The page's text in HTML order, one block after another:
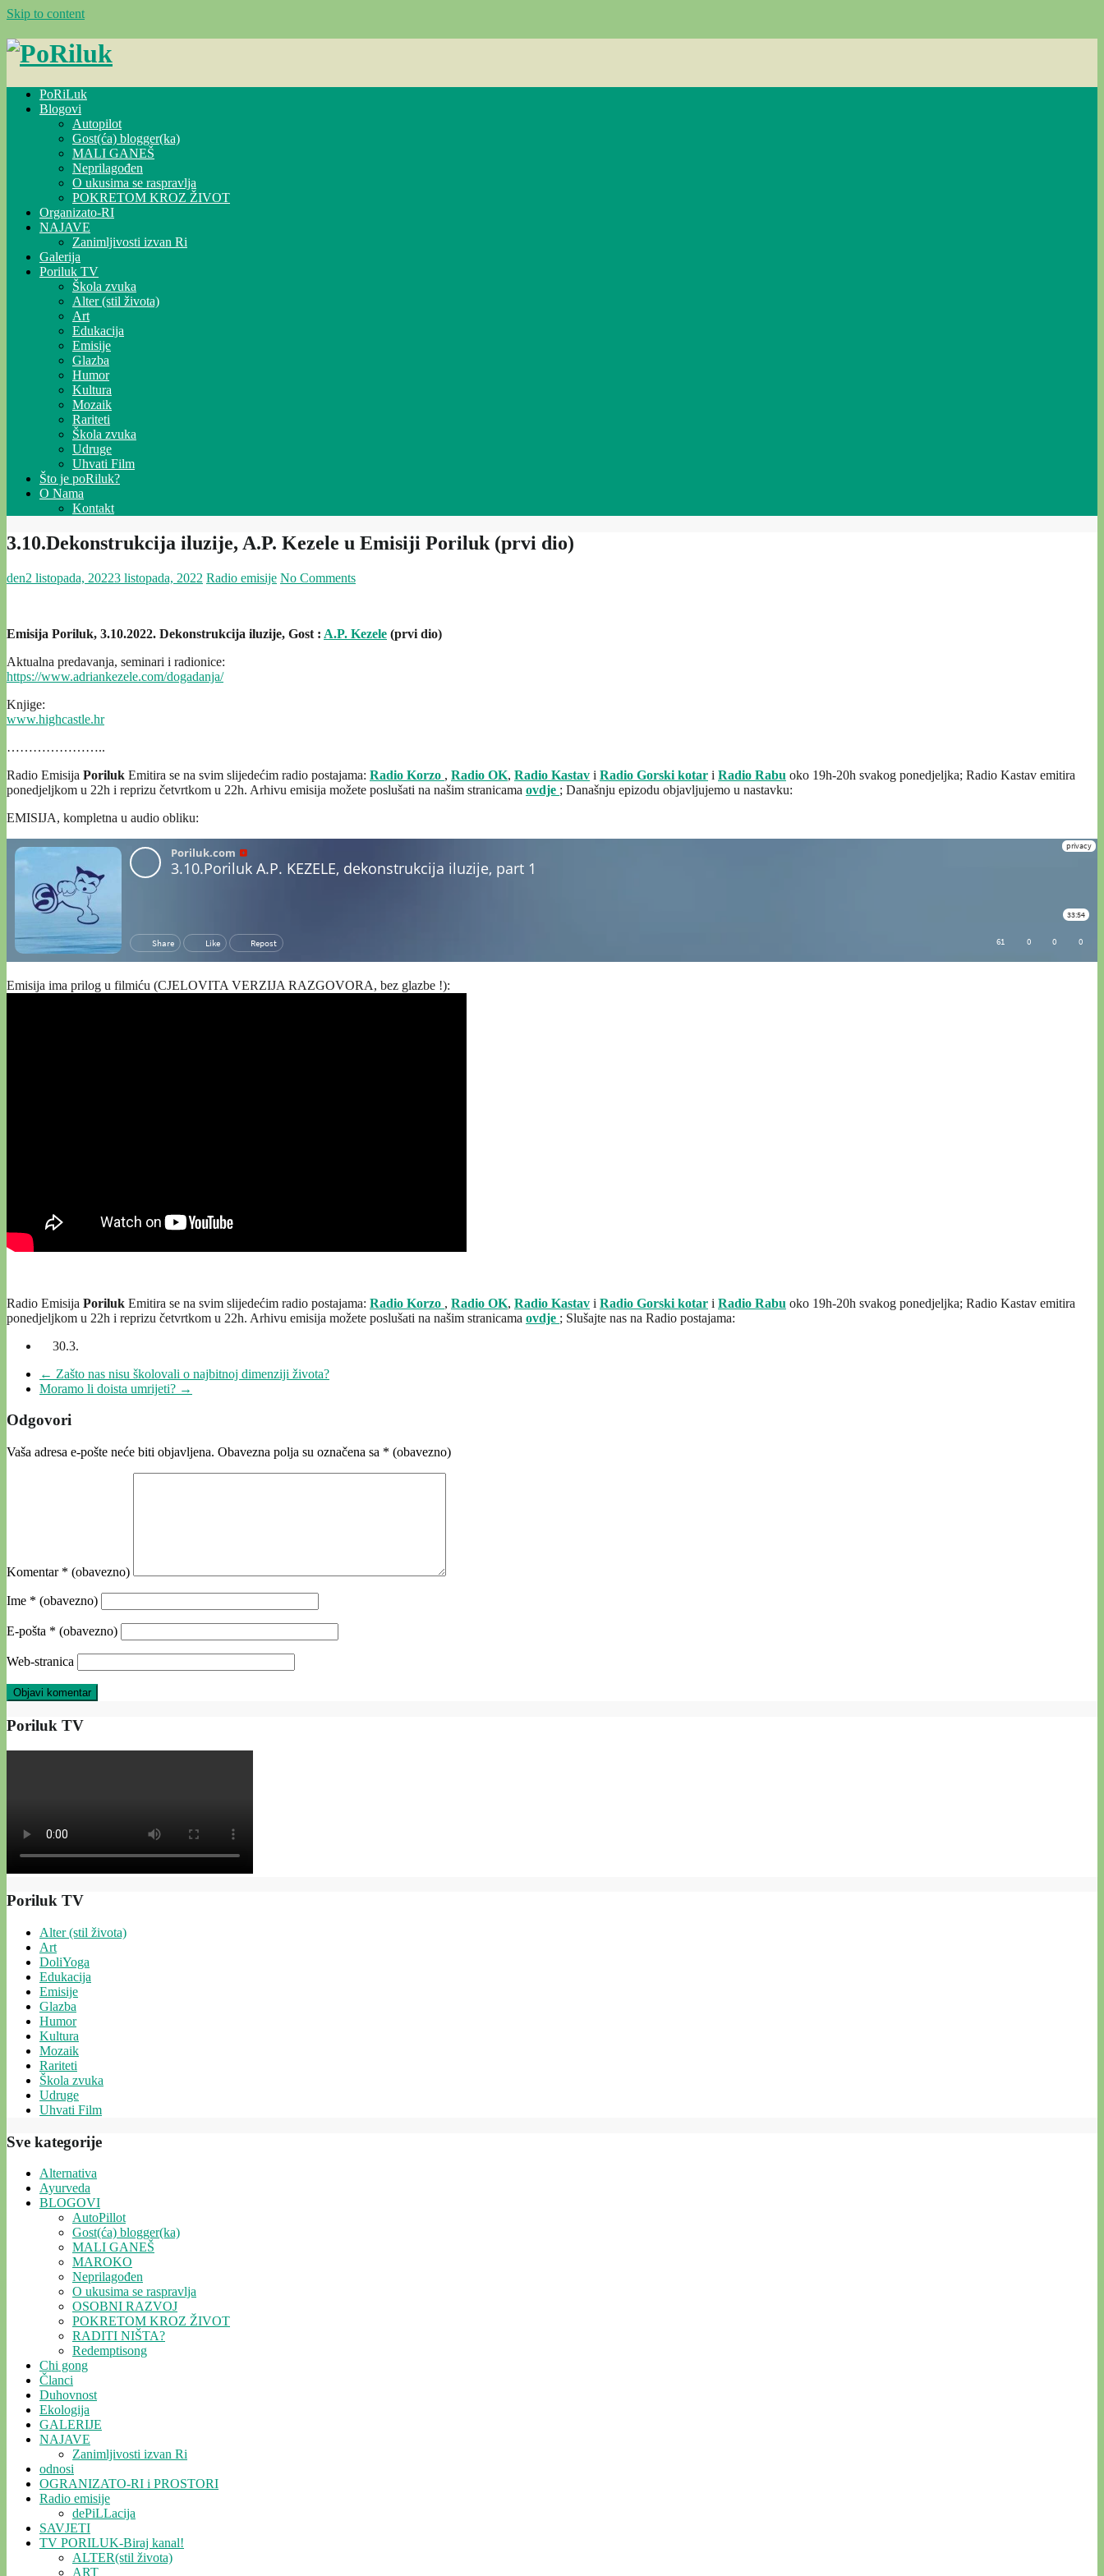
Skip to content
PoRiLuk
Blogovi
Autopilot
Gost(ća) blogger(ka)
MALI GANEŠ
Neprilagođen
O ukusima se raspravlja
POKRETOM KROZ ŽIVOT
Organizato-RI
NAJAVE
Zanimljivosti izvan Ri
Galerija
Poriluk TV
Škola zvuka
Alter (stil života)
Art
Edukacija
Emisije
Glazba
Humor
Kultura
Mozaik
Rariteti
Škola zvuka
Udruge
Uhvati Film
Što je poRiluk?
O Nama
Kontakt
3.10.Dekonstrukcija iluzije, A.P. Kezele u Emisiji Poriluk (prvi dio)
den2 listopada, 20223 listopada, 2022 Radio emisije No Comments
Emisija Poriluk, 3.10.2022. Dekonstrukcija iluzije, Gost : A.P. Kezele (prvi dio)
Aktualna predavanja, seminari i radionice:
https://www.adriankezele.com/dogadanja/
Knjige:
www.highcastle.hr
…………………..
Radio Emisija Poriluk Emitira se na svim slijedećim radio postajama: Radio Korzo , Radio OK, Radio Kastav i Radio Gorski kotar i Radio Rabu oko 19h-20h svakog ponedjeljka; Radio Kastav emitira
ponedjeljkom u 22h i reprizu četvrtkom u 22h. Arhivu emisija možete poslušati na našim stranicama ovdje ; Današnju epizodu objavljujemo u nastavku:
EMISIJA, kompletna u audio obliku:
Emisija ima prilog u filmiću (CJELOVITA VERZIJA RAZGOVORA, bez glazbe !):
Radio Emisija Poriluk Emitira se na svim slijedećim radio postajama: Radio Korzo , Radio OK, Radio Kastav i Radio Gorski kotar i Radio Rabu oko 19h-20h svakog ponedjeljka; Radio Kastav emitira
ponedjeljkom u 22h i reprizu četvrtkom u 22h. Arhivu emisija možete poslušati na našim stranicama ovdje ; Slušajte nas na Radio postajama:
30.3.
← Zašto nas nisu školovali o najbitnoj dimenziji života?
Moramo li doista umrijeti? →
Odgovori
Vaša adresa e-pošte neće biti objavljena. Obavezna polja su označena sa * (obavezno)
Komentar * (obavezno)
Ime * (obavezno)
E-pošta * (obavezno)
Web-stranica
Poriluk TV
Poriluk TV
Alter (stil života)
Art
DoliYoga
Edukacija
Emisije
Glazba
Humor
Kultura
Mozaik
Rariteti
Škola zvuka
Udruge
Uhvati Film
Sve kategorije
Alternativa
Ayurveda
BLOGOVI
AutoPillot
Gost(ća) blogger(ka)
MALI GANEŠ
MAROKO
Neprilagođen
O ukusima se raspravlja
OSOBNI RAZVOJ
POKRETOM KROZ ŽIVOT
RADITI NIŠTA?
Redemptisong
Chi gong
Članci
Duhovnost
Ekologija
GALERIJE
NAJAVE
Zanimljivosti izvan Ri
odnosi
OGRANIZATO-RI i PROSTORI
Radio emisije
dePiLLacija
SAVJETI
TV PORILUK-Biraj kanal!
ALTER(stil života)
ART